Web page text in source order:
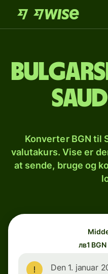
Konverter BGN til
valutakurs. Vise er
at sende, bruge og
лв1
Den 1. januar